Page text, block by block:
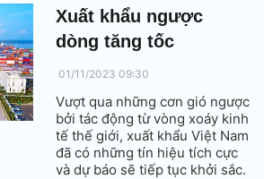
nghiệp; thúc đẩy đầu tư công;
đồng thời giảm thuế kích cầu
tiêu dùng.
Xuất khẩu ngược
dòng tăng tốc
01/11/2023 09:30
Vượt qua những cơn gió ngược
bởi tác động từ vòng xoáy kinh
tế thế giới, xuất khẩu Việt Nam
đã có những tín hiệu tích cực
và dự báo sẽ tiếp tục khởi sắc.